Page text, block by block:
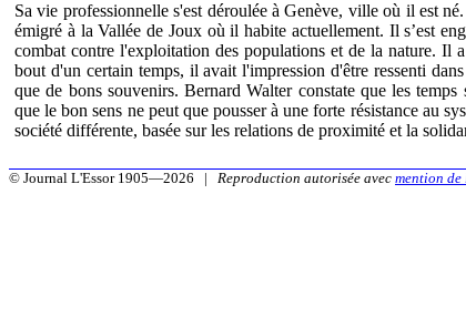
Sa vie professionnelle s'est déroulée à Genève, ville où il est
émigré à la Vallée de Joux où il habite actuellement. Il s’est
combat contre l'exploitation des populations et de la nature. Il
bout d'un certain temps, il avait l'impression d'être ressenti
que de bons souvenirs. Bernard Walter constate que les
que le bon sens ne peut que pousser à une forte résistance au
société différente, basée sur les relations de proximité et la
© Journal L'Essor 1905—2026 | Reproduction autorisée avec mention de